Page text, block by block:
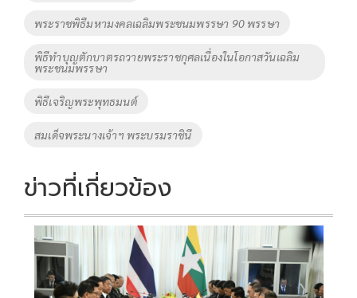
พระราชพิธีมหามงคลเฉลิมพระชนมพรรษา 90 พรรษา
พิธีทำบุญตักบาตรถวายพระราชกุศลเนื่องในโอกาสวันเฉลิม
พระชนมพรรษา
พิธีเจริญพระพุทธมนต์
สมเด็จพระนางเจ้าฯ พระบรมราชินี
ข่าวที่เกี่ยวข้อง